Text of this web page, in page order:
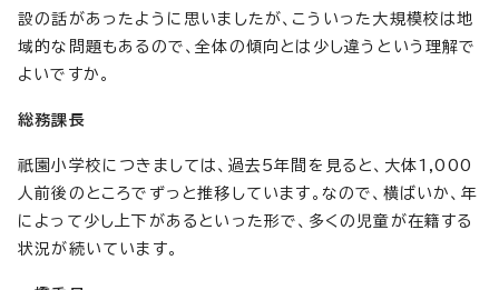
設の話があったように思いましたが、こういった大規模校は地
域的な問題もあるので、全体の傾向とは少し違うという理解で
よいですか。
総務課長
祇園小学校につきましては、過去5年間を見ると、大体1,000
人前後のところでずっと推移しています。なので、横ばいか、年
によって少し上下があるといった形で、多くの児童が在籍する
状況が続いています。